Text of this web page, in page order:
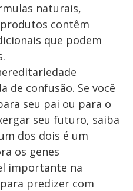
naturais,
contêm
que podem
de confusão. Se você
seu pai ou para o
seu futuro, saiba
dos dois é um
os genes
importante na
predizer com